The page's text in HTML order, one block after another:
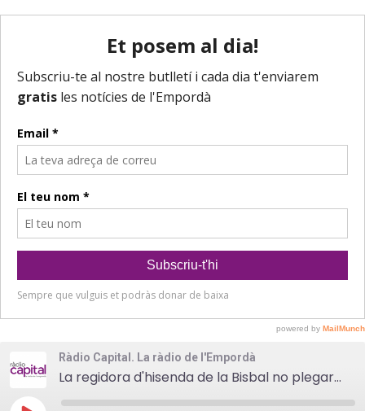
Ràdio Capital. La ràdio de l'Empordà
La regidora d'hisenda de la Bisbal no plegarà tot i les crítiques de l'oposició a la seva gestió